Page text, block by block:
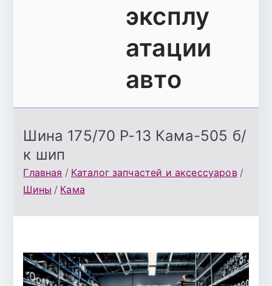
эксплу
атации
авто
Шина 175/70 Р-13 Кама-505 б/
к шип
Главная
Каталог запчастей и аксессуаров
Шины
Кама